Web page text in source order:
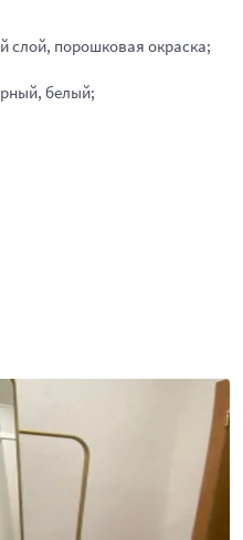
порошковая окраска;
белый;